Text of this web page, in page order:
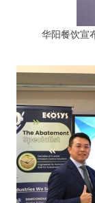
华阳餐饮宣